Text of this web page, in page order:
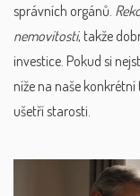
správních orgánů.
nemovitosti, takže
investice. Pokud si
níže na naše
ušetří starosti.